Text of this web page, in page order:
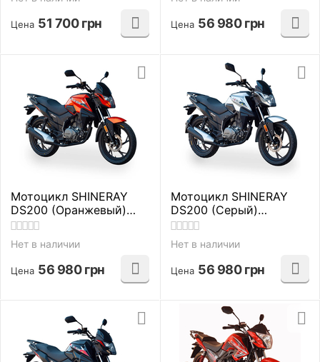
Цена 51 700 грн Цена 56 980 грн
Мотоцикл SHINERAY
DS200 (Оранжевый)
дорожные
Нет в наличии
Цена 56 980 грн
Мотоцикл SHINERAY
DS200 (Серый)
дорожные
Нет в наличии
Цена 56 980 грн